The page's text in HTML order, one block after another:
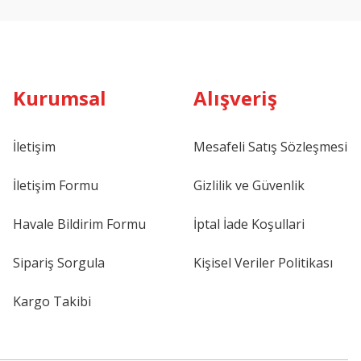
Kurumsal
İletişim
İletişim Formu
Havale Bildirim Formu
Sipariş Sorgula
Kargo Takibi
Alışveriş
Mesafeli Satış Sözleşmesi
Gizlilik ve Güvenlik
İptal İade Koşullari
Kişisel Veriler Politikası